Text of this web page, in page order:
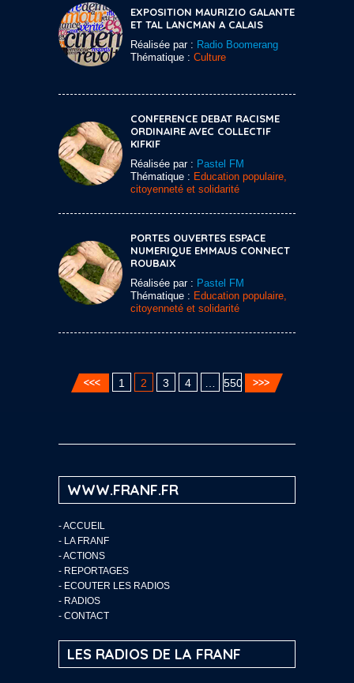
EXPOSITION MAURIZIO GALANTE
ET TAL LANCMAN A CALAIS
Réalisée par : Radio Boomerang
Thématique : Culture
CONFERENCE DEBAT RACISME
ORDINAIRE AVEC COLLECTIF
KIFKIF
Réalisée par : Pastel FM
Thématique : Education populaire,
citoyenneté et solidarité
PORTES OUVERTES ESPACE
NUMERIQUE EMMAUS CONNECT
ROUBAIX
Réalisée par : Pastel FM
Thématique : Education populaire,
citoyenneté et solidarité
1 2 3 4 550
WWW.FRANF.FR
-ACCUEIL
- LA FRANF
-ACTIONS
- REPORTAGES
- ECOUTER LES RADIOS
- RADIOS
- CONTACT
LES RADIOS DE LA FRANF